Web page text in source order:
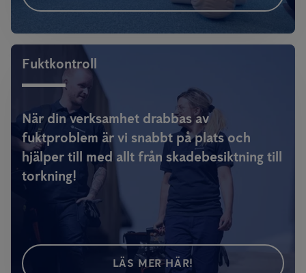
Fuktkontroll
När din verksamhet drabbas av
fuktproblem är vi snabbt på plats och
hjälper till med allt från skadebesiktning till
torkning!
LÄS MER HÄR!